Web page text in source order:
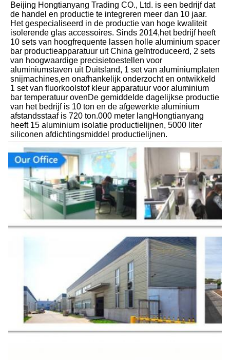
Beijing Hongtianyang Trading CO., Ltd. is een bedrijf dat
de handel en productie te integreren meer dan 10 jaar.
Het gespecialiseerd in de productie van hoge kwaliteit
isolerende glas accessoires. Sinds 2014,het bedrijf heeft
10 sets van hoogfrequente lassen holle aluminium spacer
bar productieapparatuur uit China geïntroduceerd, 2 sets
van hoogwaardige precisietoestellen voor
aluminiumstaven uit Duitsland, 1 set van aluminiumplaten
snijmachines,en onafhankelijk onderzocht en ontwikkeld
1 set van fluorkoolstof kleur apparatuur voor aluminium
bar temperatuur ovenDe gemiddelde dagelijkse productie
van het bedrijf is 10 ton en de afgewerkte aluminium
afstandsstaaf is 720 ton.000 meter langHongtianyang
heeft 15 aluminium isolatie productielijnen, 5000 liter
siliconen afdichtingsmiddel productielijnen.